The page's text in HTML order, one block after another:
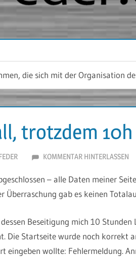
die sich mit der Organisation
trotzdem
KOMMENTAR HINTERLASSEN
– alle Daten meiner
Überraschung gab es keinen
Beseitigung mich 10
Die Startseite wurde noch korrekt
eingeben wollte: Fehlermeldung.